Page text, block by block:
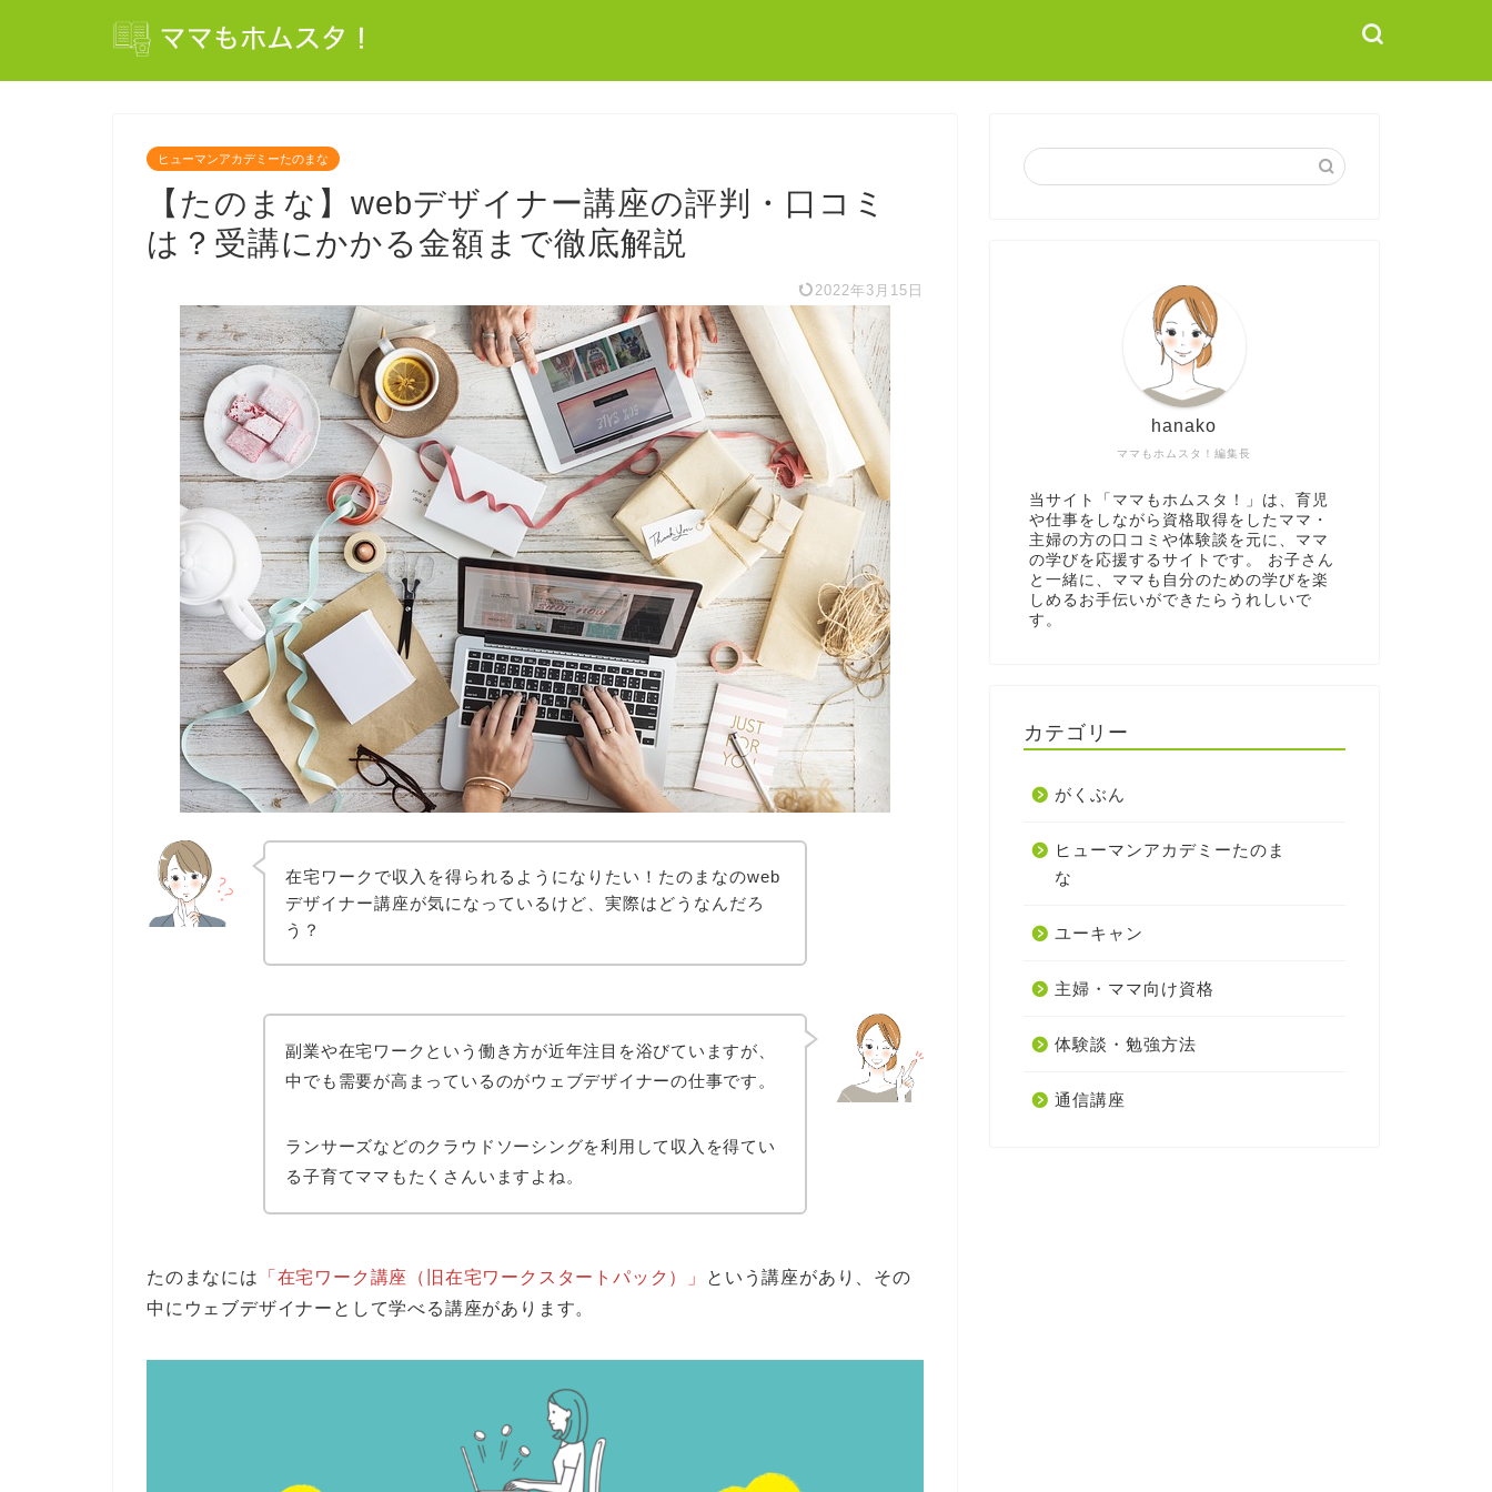
ヒューマンアカデミーたのまな
【たのまな】webデザイナー講座の評判・口コミ
は？受講にかかる金額まで徹底解説
2022年3月15日
在宅ワークで収入を得られるようになりたい！たのまなのweb
デザイナー講座が気になっているけど、実際はどうなんだろ
う？
副業や在宅ワークという働き方が近年注目を浴びていますが、
中でも需要が高まっているのがウェブデザイナーの仕事です。
ランサーズなどのクラウドソーシングを利用して収入を得てい
る子育てママもたくさんいますよね。
たのまなには 「在宅ワーク講座（旧在宅ワークスタートパック）」
という講座があり、その
中にウェブデザイナーとして学べる講座があります。
ママもホムスタ！編集長
hanako
当サイト「ママもホムスタ！」は、育児
や仕事をしながら資格取得をしたママ・
主婦の方の口コミや体験談を元に、ママ
の学びを応援するサイトです。 お子さん
と一緒に、ママも自分のための学びを楽
しめるお手伝いができたらうれしいで
す。
カテゴリー
がくぶん
ヒューマンアカデミーたのま
な
ユーキャン
主婦・ママ向け資格
体験談・勉強方法
通信講座